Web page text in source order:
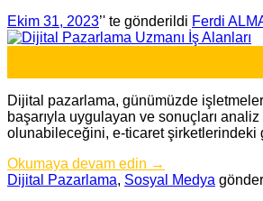
Ekim 31, 2023’' te gönderildi Ferdi
Dijital pazarlama, günümüzde
başarıyla uygulayan ve sonuçları
olunabileceğini, e-ticaret şirketlerindeki
Okumaya devam edin →
Dijital Pazarlama, Sosyal Medya